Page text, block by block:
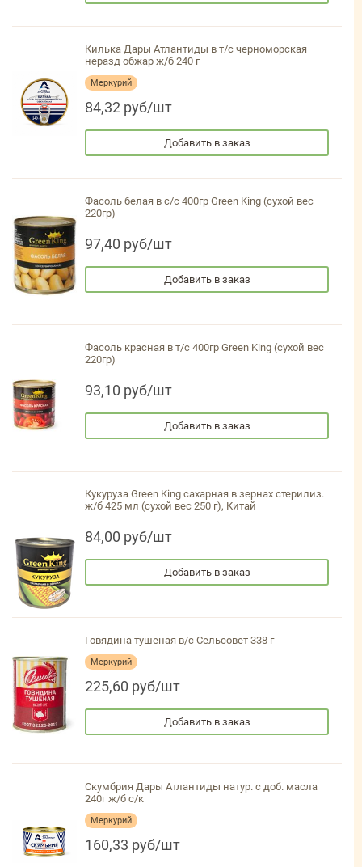
Килька Дары Атлантиды в т/с черноморская
неразд обжар ж/б 240 г
Меркурий
84,32 руб/шт
Добавить в заказ
Фасоль белая в с/с 400гр Green King (сухой вес
220гр)
97,40 руб/шт
Добавить в заказ
Фасоль красная в т/с 400гр Green King (сухой вес
220гр)
93,10 руб/шт
Добавить в заказ
Кукуруза Green King сахарная в зернах стерилиз.
ж/б 425 мл (сухой вес 250 г), Китай
84,00 руб/шт
Добавить в заказ
Говядина тушеная в/с Сельсовет 338 г
Меркурий
225,60 руб/шт
Добавить в заказ
Скумбрия Дары Атлантиды натур. с доб. масла
240г ж/б с/к
Меркурий
160,33 руб/шт